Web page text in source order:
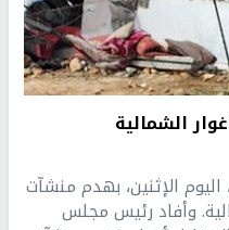
الشمالية
الإثنين، بهدم منشآت
وأفاد رئيس مجلس